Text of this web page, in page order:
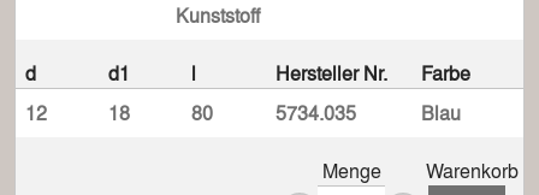
Kunststoff
d d1 l Hersteller Nr.
Farbe
12
18 80 5734.035 Blau
Menge Warenkorb